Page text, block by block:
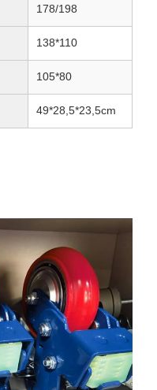
178/198
138*110
105*80
49*28,5*23,5cm